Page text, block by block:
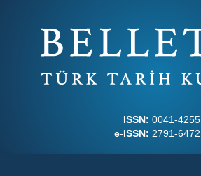
ISSN: 0041-4255
e-ISSN: 2791-6472